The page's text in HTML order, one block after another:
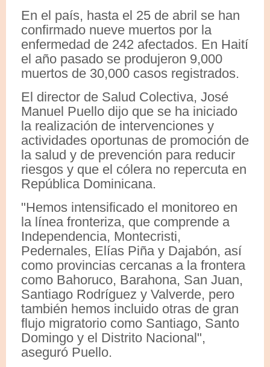
En el país, hasta el 25 de abril se han
confirmado nueve muertos por la
enfermedad de 242 afectados. En Haití
el año pasado se produjeron 9,000
muertos de 30,000 casos registrados.
El director de Salud Colectiva, José
Manuel Puello dijo que se ha iniciado
la realización de intervenciones y
actividades oportunas de promoción de
la salud y de prevención para reducir
riesgos y que el cólera no repercuta en
República Dominicana.
"Hemos intensificado el monitoreo en
la línea fronteriza, que comprende a
Independencia, Montecristi,
Pedernales, Elías Piña y Dajabón, así
como provincias cercanas a la frontera
como Bahoruco, Barahona, San Juan,
Santiago Rodríguez y Valverde, pero
también hemos incluido otras de gran
flujo migratorio como Santiago, Santo
Domingo y el Distrito Nacional",
aseguró Puello.